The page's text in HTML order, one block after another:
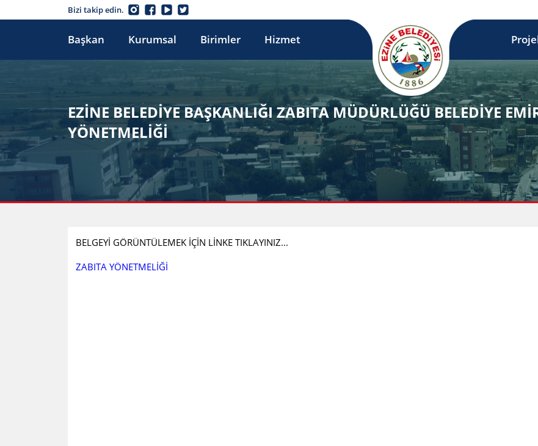
Bizi takip edin.
Başkan Kurumsal Birimler Hizmet
EZİNE BELEDİYE BAŞKANLIĞI ZABITA MÜDÜRLÜĞÜ BELEDİYE
YÖNETMELİĞİ
BELGEYİ GÖRÜNTÜLEMEK İÇİN LİNKE TIKLAYINIZ...
ZABITA YÖNETMELİĞİ